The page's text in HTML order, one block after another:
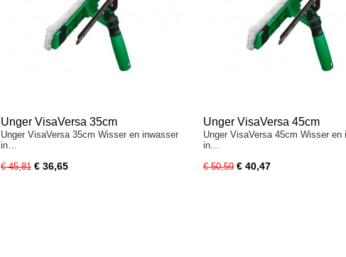
Unger VisaVersa 35cm
Unger VisaVersa 35cm Wisser en inwasser
in…
€ 45,81 € 36,65
Unger VisaVersa 45cm
Unger VisaVersa 45cm Wisser en
in…
€ 50,59 € 40,47